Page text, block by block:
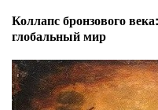
Коллапс бронзового
глобальный мир